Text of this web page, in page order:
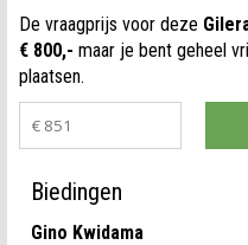
De vraagprijs voor deze
€ 800,- maar je bent geheel
plaatsen.
Biedingen
Gino Kwidama